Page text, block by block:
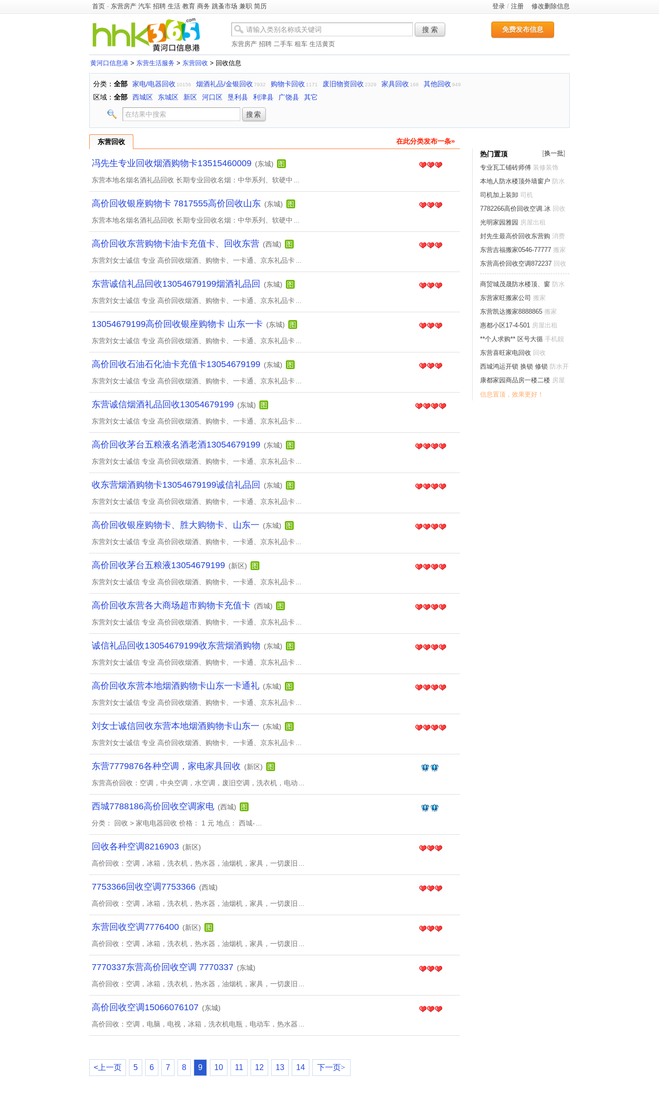
首页 - 东营房产 汽车 招聘 生活 教育 商务 跳蚤市场 兼职 简历 登录 / 注册 修改删除信息
搜 索 免费发布信息
东营房产 招聘 二手车 租车 生活黄页
黄河口信息港 > 东营生活服务 > 东营回收 > 回收信息
分类： 全部 家电/电器回收 10156 烟酒礼品/金银回收 7932 购物卡回收 1171 废旧物资回收 2329 家具回收 168 其他回收 949
区域： 全部 西城区 东城区 新区 河口区 垦利县 利津县 广饶县 其它
东营回收 在此分类发布一条»
冯先生专业回收烟酒购物卡13515460009 (东城) 图
东营本地名烟名酒礼品回收 长期专业回收名烟：中华系列、软硬中
高价回收银座购物卡 7817555高价回收山东 (东城) 图
东营本地名烟名酒礼品回收 长期专业回收名烟：中华系列、软硬中
高价回收东营购物卡油卡充值卡、回收东营 (西城) 图
东营刘女士诚信 专业 高价回收烟酒、购物卡、一卡通、京东礼品卡
东营诚信礼品回收13054679199烟酒礼品回 (东城) 图
东营刘女士诚信 专业 高价回收烟酒、购物卡、一卡通、京东礼品卡
13054679199高价回收银座购物卡 山东一卡 (东城) 图
东营刘女士诚信 专业 高价回收烟酒、购物卡、一卡通、京东礼品卡
高价回收石油石化油卡充值卡13054679199 (东城) 图
东营刘女士诚信 专业 高价回收烟酒、购物卡、一卡通、京东礼品卡
东营诚信烟酒礼品回收13054679199 (东城) 图
东营刘女士诚信 专业 高价回收烟酒、购物卡、一卡通、京东礼品卡
高价回收茅台五粮液名酒老酒13054679199 (东城) 图
东营刘女士诚信 专业 高价回收烟酒、购物卡、一卡通、京东礼品卡
收东营烟酒购物卡13054679199诚信礼品回 (东城) 图
东营刘女士诚信 专业 高价回收烟酒、购物卡、一卡通、京东礼品卡
高价回收银座购物卡、胜大购物卡、山东一 (东城) 图
东营刘女士诚信 专业 高价回收烟酒、购物卡、一卡通、京东礼品卡
高价回收茅台五粮液13054679199 (新区) 图
东营刘女士诚信 专业 高价回收烟酒、购物卡、一卡通、京东礼品卡
高价回收东营各大商场超市购物卡充值卡 (西城) 图
东营刘女士诚信 专业 高价回收烟酒、购物卡、一卡通、京东礼品卡
诚信礼品回收13054679199收东营烟酒购物 (东城) 图
东营刘女士诚信 专业 高价回收烟酒、购物卡、一卡通、京东礼品卡
高价回收东营本地烟酒购物卡山东一卡通礼 (东城) 图
东营刘女士诚信 专业 高价回收烟酒、购物卡、一卡通、京东礼品卡
刘女士诚信回收东营本地烟酒购物卡山东一 (东城) 图
东营刘女士诚信 专业 高价回收烟酒、购物卡、一卡通、京东礼品卡
东营7779876各种空调，家电家具回收 (新区) 图
东营高价回收：空调，中央空调，水空调，废旧空调，洗衣机，电动
西城7788186高价回收空调家电 (西城) 图
分类： 回收 > 家电电器回收 价格： 1 元 地点： 西城-
回收各种空调8216903 (新区)
高价回收：空调，冰箱，洗衣机，热水器，油烟机，家具，一切废旧
7753366回收空调7753366 (西城)
高价回收：空调，冰箱，洗衣机，热水器，油烟机，家具，一切废旧
东营回收空调7776400 (新区) 图
高价回收：空调，冰箱，洗衣机，热水器，油烟机，家具，一切废旧
7770337东营高价回收空调 7770337 (东城)
高价回收：空调，冰箱，洗衣机，热水器，油烟机，家具，一切废旧
高价回收空调15066076107 (东城)
高价回收：空调，电脑，电视，冰箱，洗衣机电瓶，电动车，热水器
<上一页 5 6 7 8 9 10 11 12 13 14 下一页>
热门置顶 [换一批]
专业瓦工铺砖师傅 装修装饰
本地人防水楼顶外墙窗户 防水
开锁家庭维修
司机加上装卸 司机
7782266高价回收空调.冰 回收
光明家园雅园 房屋出租
封先生最高价回收东营购 消费
卡券票
东营吉福搬家0546-77777 搬家
东营高价回收空调872237 回收
商贸城茂晟防水楼顶、窗 防水
开锁家庭维修
东营家旺搬家公司 搬家
东营凯达搬家8888865 搬家
惠都小区17-4-501 房屋出租
**个人求购** 区号大循 手机靓
号
东营喜旺家电回收 回收
西城鸿运开锁 换锁 修锁 防水开
锁家庭维修
康都家园商品房一楼二楼 房屋
出租
信息置顶，效果更好！